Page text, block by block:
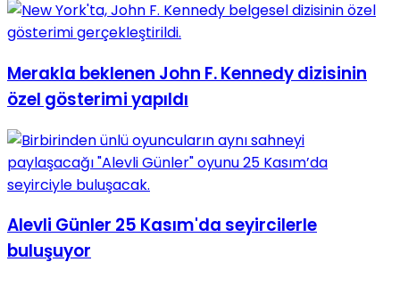
Merakla beklenen John F. Kennedy dizisinin
özel gösterimi yapıldı
Alevli Günler 25 Kasım'da seyircilerle
buluşuyor